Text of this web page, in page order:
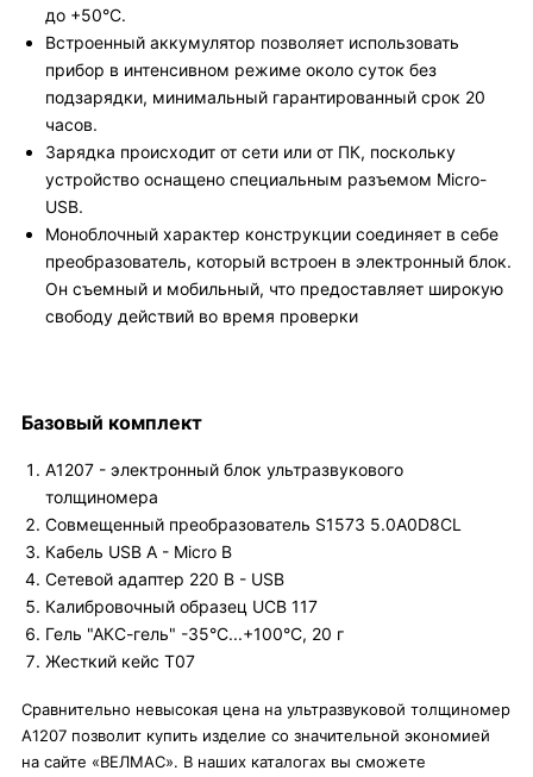
до +50°С.
Встроенный аккумулятор позволяет использовать
прибор в интенсивном режиме около суток без
подзарядки, минимальный гарантированный срок 20
часов.
Зарядка происходит от сети или от ПК, поскольку
устройство оснащено специальным разъемом Micro-
USB.
Моноблочный характер конструкции соединяет в себе
преобразователь, который встроен в электронный блок.
Он съемный и мобильный, что предоставляет широкую
свободу действий во время проверки
Базовый комплект
А1207 - электронный блок ультразвукового
толщиномера
Совмещенный преобразователь S1573 5.0A0D8CL
Кабель USB A - Micro B
Сетевой адаптер 220 В - USB
Калибровочный образец UCB 117
Гель "АКС-гель" -35°C...+100°C, 20 г
Жесткий кейс Т07
Сравнительно невысокая цена на ультразвуковой толщиномер
А1207 позволит купить изделие со значительной экономией
на сайте «ВЕЛМАС». В наших каталогах вы сможете